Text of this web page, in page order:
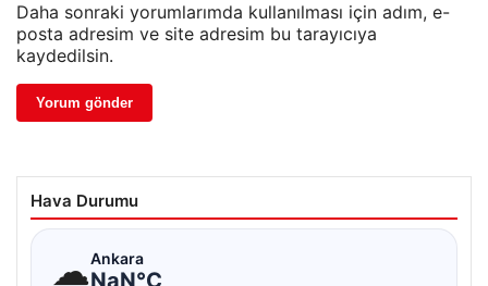
Daha sonraki yorumlarımda kullanılması için adım, e-
posta adresim ve site adresim bu tarayıcıya
kaydedilsin.
Hava Durumu
☁Ankara
NaN°C